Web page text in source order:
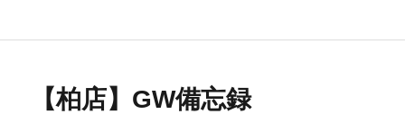
【柏店】GW備忘録